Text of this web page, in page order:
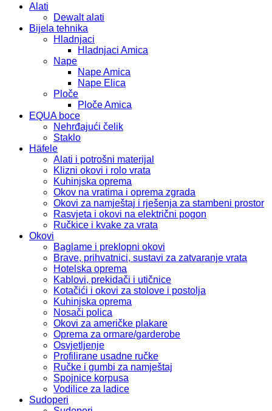
Alati
Dewalt alati
Bijela tehnika
Hladnjaci
Hladnjaci Amica
Nape
Nape Amica
Nape Elica
Ploče
Ploče Amica
EQUA boce
Nehrđajući čelik
Staklo
Häfele
Alati i potrošni materijal
Klizni okovi i rolo vrata
Kuhinjska oprema
Okov na vratima i oprema zgrada
Okovi za namještaj i rješenja za stambeni prostor
Rasvjeta i okovi na električni pogon
Ručkice i kvake za vrata
Okovi
Baglame i preklopni okovi
Brave, prihvatnici, sustavi za zatvaranje vrata
Hotelska oprema
Kablovi, prekidači i utičnice
Kotačići i okovi za stolove i postolja
Kuhinjska oprema
Nosači polica
Okovi za američke plakare
Oprema za ormare/garderobe
Osvjetljenje
Profilirane usadne ručke
Ručke i gumbi za namještaj
Spojnice korpusa
Vodilice za ladice
Sudoperi